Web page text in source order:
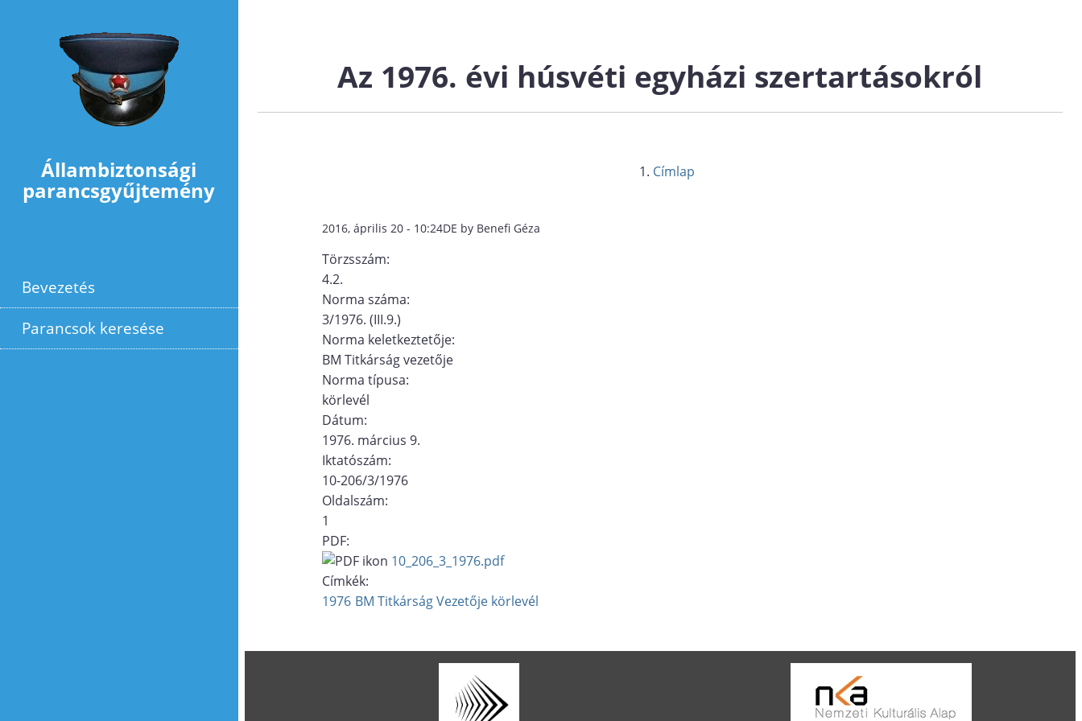
Állambiztonsági
parancsgyűjtemény
Bevezetés
Parancsok keresése
Az 1976. évi húsvéti egyházi szertartásokról
Címlap
2016, április 20 - 10:24DE by Benefi Géza
Törzsszám:
4.2.
Norma száma:
3/1976. (III.9.)
Norma keletkeztetője:
BM Titkárság vezetője
Norma típusa:
körlevél
Dátum:
1976. március 9.
Iktatószám:
10-206/3/1976
Oldalszám:
1
PDF:
10_206_3_1976.pdf
Címkék:
1976 BM Titkárság Vezetője körlevél